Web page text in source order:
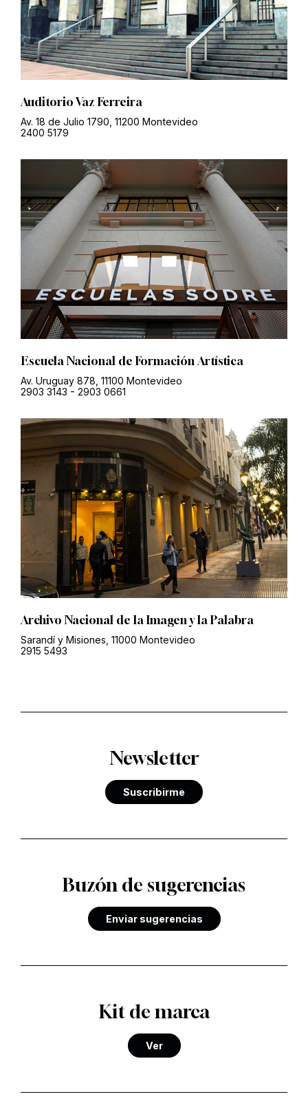
Auditorio Vaz Ferreira
Av. 18 de Julio 1790, 11200 Montevideo
2400 5179
Escuela Nacional de Formación Artística
Av. Uruguay 878, 11100 Montevideo
2903 3143 - 2903 0661
Archivo Nacional de la Imagen y la Palabra
Sarandí y Misiones, 11000 Montevideo
2915 5493
Newsletter
Suscribirme
Buzón de sugerencias
Enviar sugerencias
Kit de marca
Ver